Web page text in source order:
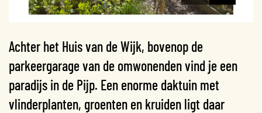
Achter het Huis van de Wijk, bovenop de
parkeergarage van de omwonenden vind je een
paradijs in de Pijp. Een enorme daktuin met
vlinderplanten, groenten en kruiden ligt daar